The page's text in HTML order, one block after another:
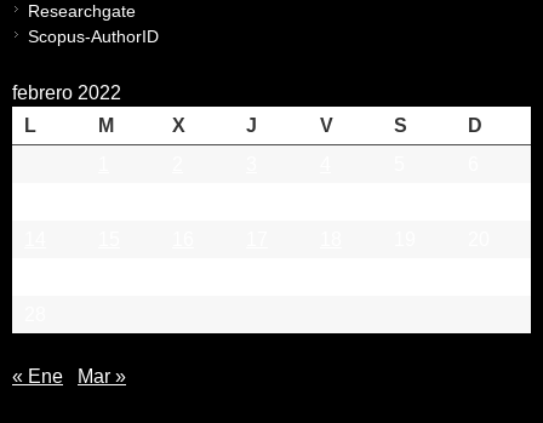
Researchgate
Scopus-AuthorID
febrero 2022
L
M X J V S
D
« Ene Mar »